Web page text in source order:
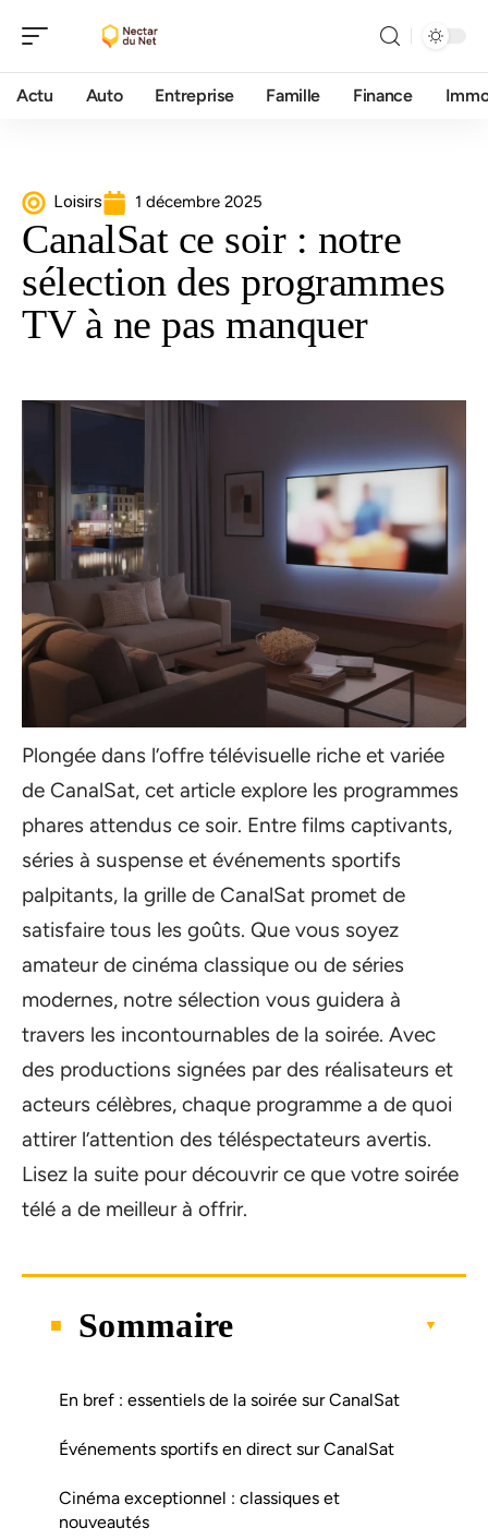
Actu Auto Entreprise Famille Finance
Loisirs 1 décembre 2025
CanalSat ce soir : notre
sélection des programmes
TV à ne pas manquer
Plongée dans l’offre télévisuelle riche et variée
de CanalSat, cet article explore les programmes
phares attendus ce soir. Entre films captivants,
séries à suspense et événements sportifs
palpitants, la grille de CanalSat promet de
satisfaire tous les goûts. Que vous soyez
amateur de cinéma classique ou de séries
modernes, notre sélection vous guidera à
travers les incontournables de la soirée. Avec
des productions signées par des réalisateurs et
acteurs célèbres, chaque programme a de quoi
attirer l’attention des téléspectateurs avertis.
Lisez la suite pour découvrir ce que votre soirée
télé a de meilleur à offrir.
Sommaire
En bref : essentiels de la soirée sur CanalSat
Événements sportifs en direct sur CanalSat
Cinéma exceptionnel : classiques et
nouveautés